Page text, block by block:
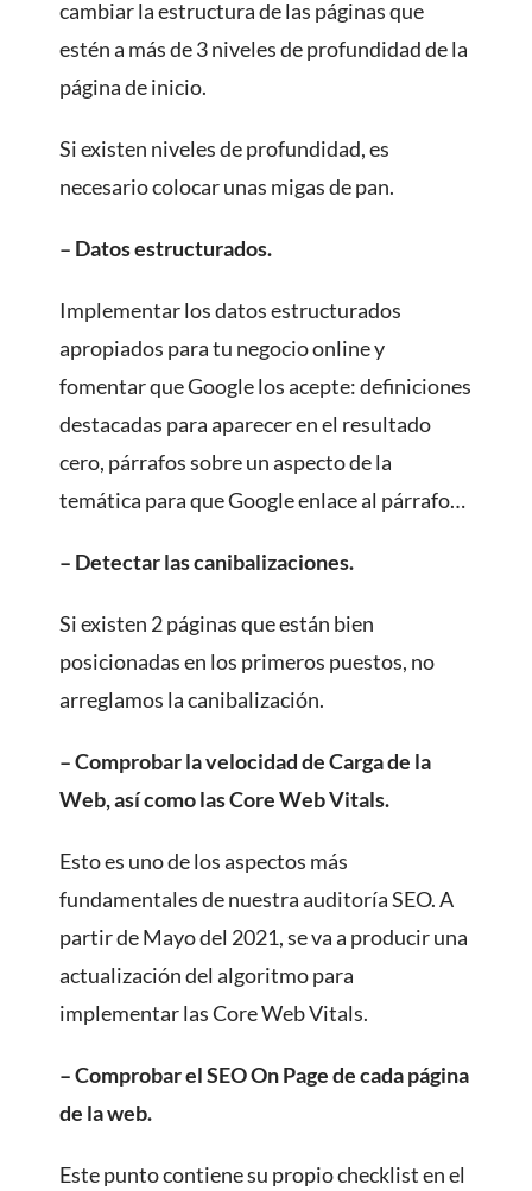
cambiar la estructura de las páginas que
estén a más de 3 niveles de profundidad de la
página de inicio.
Si existen niveles de profundidad, es
necesario colocar unas migas de pan.
– Datos estructurados.
Implementar los datos estructurados
apropiados para tu negocio online y
fomentar que Google los acepte: definiciones
destacadas para aparecer en el resultado
cero, párrafos sobre un aspecto de la
temática para que Google enlace al párrafo…
– Detectar las canibalizaciones.
Si existen 2 páginas que están bien
posicionadas en los primeros puestos, no
arreglamos la canibalización.
– Comprobar la velocidad de Carga de la
Web, así como las Core Web Vitals.
Esto es uno de los aspectos más
fundamentales de nuestra auditoría SEO. A
partir de Mayo del 2021, se va a producir una
actualización del algoritmo para
implementar las Core Web Vitals.
– Comprobar el SEO On Page de cada página
de la web.
Este punto contiene su propio checklist en el